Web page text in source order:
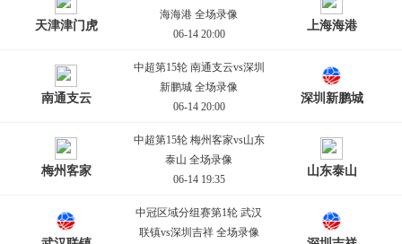
天津津门虎
海海港 全场录像
06-14 20:00
上海海港
南通支云
中超第15轮 南通支云vs深圳
新鹏城 全场录像
06-14 20:00
深圳新鹏城
梅州客家
中超第15轮 梅州客家vs山东
泰山 全场录像
06-14 19:35
山东泰山
中冠区域分组赛第1轮 武汉
联镇vs深圳吉祥 全场录像